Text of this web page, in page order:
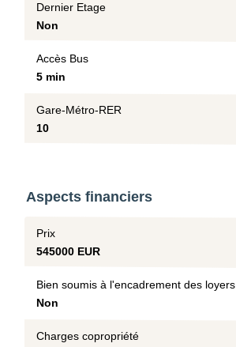
Dernier Etage
Non
Accès Bus
5 min
Gare-Métro-RER
10
Aspects financiers
Prix
545000 EUR
Bien soumis à l'encadrement des loyers
Non
Charges copropriété